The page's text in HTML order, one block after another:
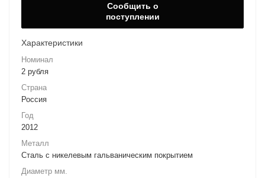
Сообщить о
поступлении
Характеристики
Номинал
2 рубля
Страна
Россия
Год
2012
Металл
Сталь с никелевым гальваническим покрытием
Диаметр мм.